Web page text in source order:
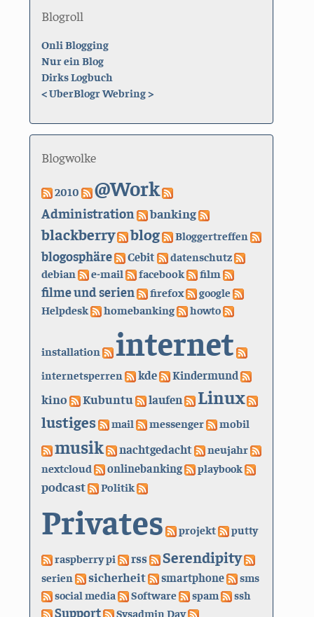
Blogroll
Onli Blogging
Nur ein Blog
Dirks Logbuch
<UberBlogr Webring>
Blogwolke
2010 @Work
Administration banking
blackberry blog Bloggertreffen
blogosphäre Cebit datenschutz
debian e-mail facebook film
filme und serien firefox
google
Helpdesk
homebanking howto
installation internet
internetsperren kde Kindermund
kino Kubuntu laufen Linux
lustiges mail messenger mobil
musik nachtgedacht neujahr
nextcloud onlinebanking playbook
podcast Politik
Privates projekt putty
raspberry pi rss Serendipity
serien sicherheit smartphone
sms
social media
Software spam ssh
Support Sysadmin Day